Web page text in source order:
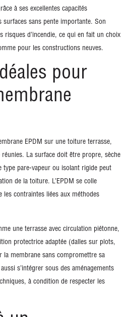
à ses excellentes capacités
surfaces sans pente importante. Son
risques d’incendie, ce qui en fait un choix
pour les constructions neuves.
pour
EPDM sur une toiture terrasse,
La surface doit être propre, sèche
type pare-vapeur ou isolant rigide peut
de la toiture. L’EPDM se colle
les contraintes liées aux méthodes
une terrasse avec circulation piétonne,
protectrice adaptée (dalles sur plots,
membrane sans compromettre sa
s’intégrer sous des aménagements
à condition de respecter les